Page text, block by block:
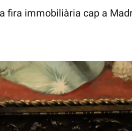
fira immobiliària cap a